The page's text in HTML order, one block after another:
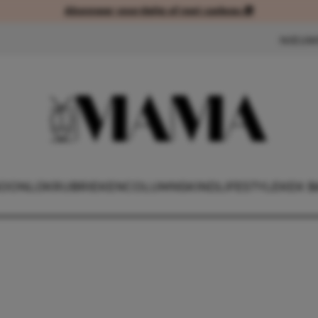
Abonneer voordelig of met cadeau 🎁
Abonneer voordelig of met